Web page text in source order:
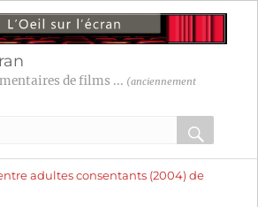
de films ... (anciennement
OK
:
adultes consentants (2004) de